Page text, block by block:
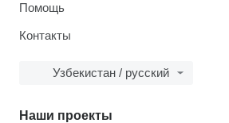
Помощь
Контакты
Узбекистан / русский
Наши проекты